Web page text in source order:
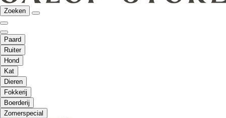
Zoeken
Paard
Ruiter
Hond
Kat
Dieren
Fokkerij
Boerderij
Zomerspecial